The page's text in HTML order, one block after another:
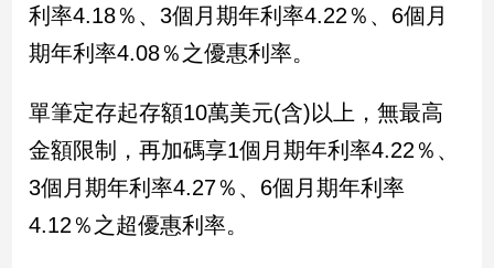
點
觀
兩
岸/
國
利率4.18％、3個月期年利率4.22％、6個月
期年利率4.08％之優惠利率。
單筆定存起存額10萬美元(含)以上，無最高
金額限制，再加碼享1個月期年利率4.22％、
3個月期年利率4.27％、6個月期年利率
4.12％之超優惠利率。